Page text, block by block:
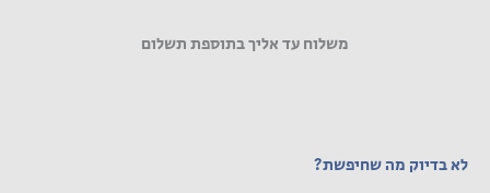
משלוח עד אליך בתוספת תשלום
לא בדיוק מה שחיפשת?